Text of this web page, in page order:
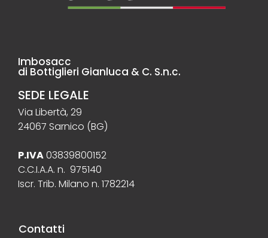
Imbosacc
di Bottiglieri Gianluca & C. S.n.c.
SEDE LEGALE
Via Libertà, 29
24067 Sarnico (BG)
P.IVA03839800152
C.C.I.A.A. n. 975140
Iscr. Trib. Milano n. 1782214
Contatti